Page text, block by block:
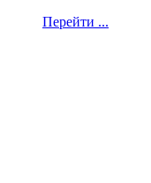
Перейти ...